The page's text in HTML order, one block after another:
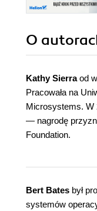
O
Kathy Sierraod
Pracowała na
Microsystems. W
— nagrodę
Foundation.
Bert Bates był
systemów